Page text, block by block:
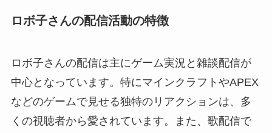
ロボ子さんの配信活動の特徴
ロボ子さんの配信は主にゲーム実況と雑談配信が
中心となっています。特にマインクラフトやAPEX
などのゲームで見せる独特のリアクションは、多
くの視聴者から愛されています。また、歌配信で